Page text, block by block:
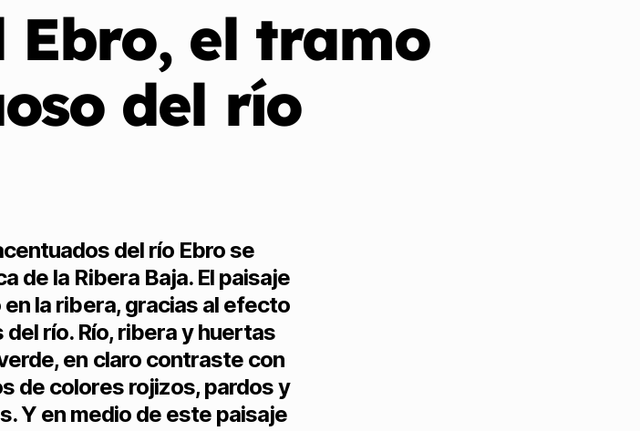
Ebro, el tramo
del río
del río Ebro se
de la Ribera Baja. El paisaje
la ribera, gracias al efecto
río. Río, ribera y huertas
en claro contraste con
de colores rojizos, pardos y
Y en medio de este paisaje